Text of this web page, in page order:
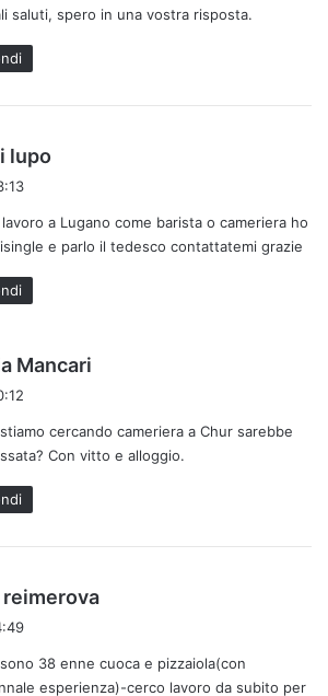
saluti, spero in una vostra risposta.
lupo
e
t
a Lugano come barista o cameriera ho
e parlo il tedesco contattatemi grazie
Mancari
e
t
cercando cameriera a Chur sarebbe
Con vitto e alloggio.
reimerova
e
t
38 enne cuoca e pizzaiola(con
esperienza)-cerco lavoro da subito per